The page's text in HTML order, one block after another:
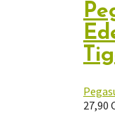
27,90